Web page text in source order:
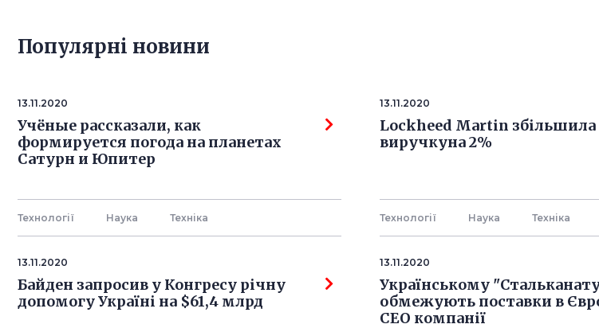
Популярнi новини
13.11.2020
Учёные рассказали, как
формируется погода на планетах
Сатурн и Юпитер
Технології Наука Технiка
13.11.2020
Lockheed Martin збільшила
виручкуна 2%
Технології Наука Технiка
13.11.2020
Байден запросив у Конгресу річну
допомогу Україні на $61,4 млрд
13.11.2020
Українському
обмежують поставки в
СЕО компанії